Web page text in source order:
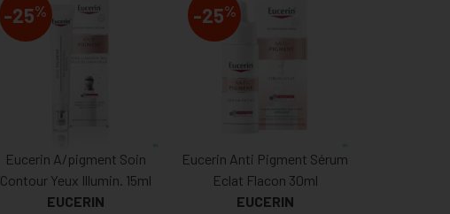
-25%
Eucerin A/pigment Soin
Contour Yeux Illumin. 15ml
EUCERIN
-25%
Eucerin Anti Pigment Sérum
Eclat Flacon 30ml
EUCERIN